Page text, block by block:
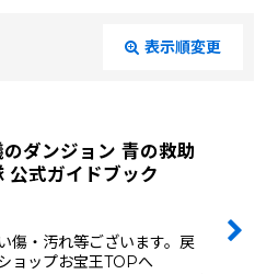
表示順変更
込む
ダンジョン 青の救助
公式ガイドブック
傷・汚れ等ございます。戻
ップお宝王TOPへ